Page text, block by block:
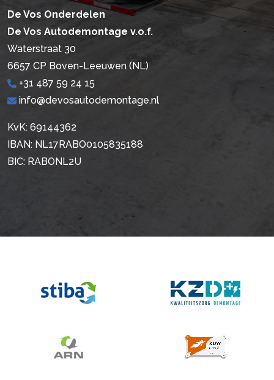
De Vos Onderdelen
De Vos Autodemontage v.o.f.
Waterstraat 30
6657 CP Boven-Leeuwen (NL)
+31 487 59 24 15
info@devosautodemontage.nl
KvK: 69144362
IBAN: NL17RABO0105835188
BIC: RABONL2U